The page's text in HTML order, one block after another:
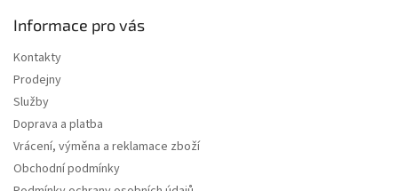
Informace pro vás
Kontakty
Prodejny
Služby
Doprava a platba
Vrácení, výměna a reklamace zboží
Obchodní podmínky